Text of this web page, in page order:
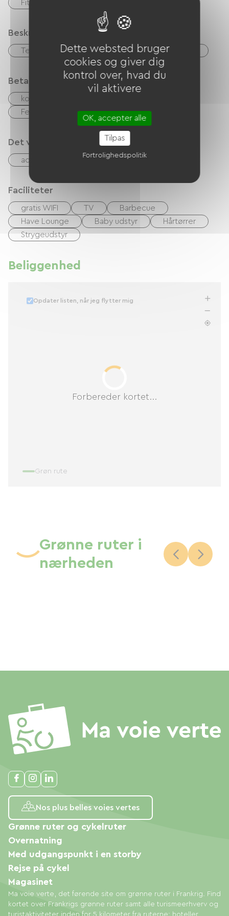
Fitness center
Beskrivelse
Terrasse Garage Privat lukket grund
Betalingsmåder
kontrol
Feriekuponer (ANCV)
Overførsel
Det vi er gode til
accepterede dyr Cykel lån
Faciliteter
gratis WIFI TV
Barbecue
Have Lounge
Baby udstyr
Hårtørrer
Strygeudstyr
Beliggenhed
Forbereder kortet...
Opdater listen, når jeg flytter mig
Grøn rute
Grønne ruter i
nærheden
Nos plus belles voies vertes
Ma voie verte, det førende site om grønne ruter i Frankrig. Find
kortet over Frankrigs grønne ruter samt alle turismeerhverv og
turistaktiviteter inden for 5 kilometer fra ruterne: hoteller,
Grønne ruter og cykelruter
Overnatning
Med udgangspunkt i en storby
Rejse på cykel
Magasinet
Dette websted bruger
cookies og giver dig
kontrol over, hvad du
vil aktivere
OK, accepter alle
Tilpas
Fortrolighedspolitik